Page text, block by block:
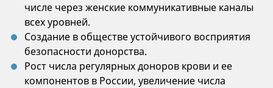
числе через женские коммуникативные каналы
всех уровней.
Создание в обществе устойчивого восприятия
безопасности донорства.
Рост числа регулярных доноров крови и ее
компонентов в России, увеличение числа